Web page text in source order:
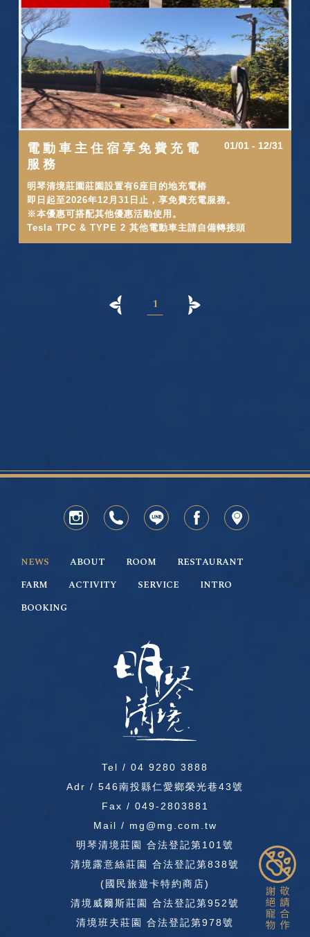
電動車主住宿享免費充電
服務
01/01 - 12/31
明琴清境莊園莊園設置有6座目的地充電樁
即日起至2026年12月31日止，享免費充電服務。
※本優惠可搭配其他優惠活動使用。
Tesla TPC & TYPE 2 其他電動車主請自備轉接頭
1
NEWS ABOUT ROOM
RESTAURANT
FARM
ACTIVITY SERVICE
INTRO
BOOKING
Tel / 04 9280 3888
Adr / 546南投縣仁愛鄉榮光巷43號
Fax / 049-2803881
Mail / mg@mg.com.tw
明琴清境莊園 合法登記第101號
清境露意絲莊園 合法登記第838號
(國民旅遊卡特約商店)
清境威爾斯莊園 合法登記第952號
清境班夫莊園 合法登記第978號